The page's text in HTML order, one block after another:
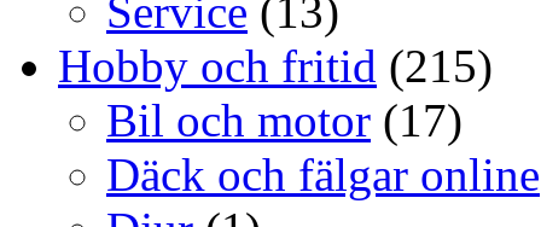
Service (13)
Hobby och fritid (215)
Bil och motor (17)
Däck och fälgar online